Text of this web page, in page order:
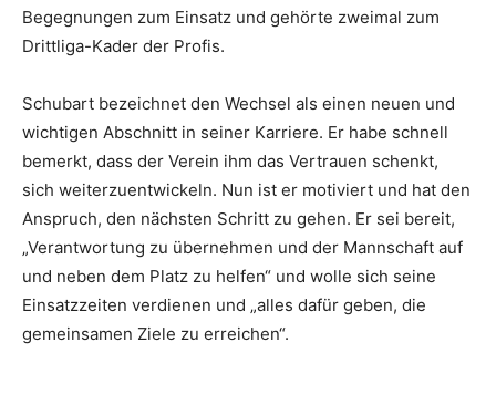
Begegnungen zum Einsatz und gehörte zweimal zum
Drittliga-Kader der Profis.
Schubart bezeichnet den Wechsel als einen neuen und
wichtigen Abschnitt in seiner Karriere. Er habe schnell
bemerkt, dass der Verein ihm das Vertrauen schenkt,
sich weiterzuentwickeln. Nun ist er motiviert und hat den
Anspruch, den nächsten Schritt zu gehen. Er sei bereit,
„Verantwortung zu übernehmen und der Mannschaft auf
und neben dem Platz zu helfen“ und wolle sich seine
Einsatzzeiten verdienen und „alles dafür geben, die
gemeinsamen Ziele zu erreichen“.